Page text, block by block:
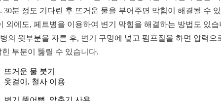
30분 정도 기다린 후 뜨거운 물을 부어주면 막힘이 해결될 수
외에도, 페트병을 이용하여 변기 막힘을 해결하는 방법도 있습
의 윗부분을 자른 후, 변기 구멍에 넣고 펌프질을 하면 압력으
힌 부분이 뚫릴 수 있습니다.
뜨거운 물 붓기
옷걸이, 철사 이용